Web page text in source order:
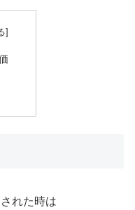
れた時は